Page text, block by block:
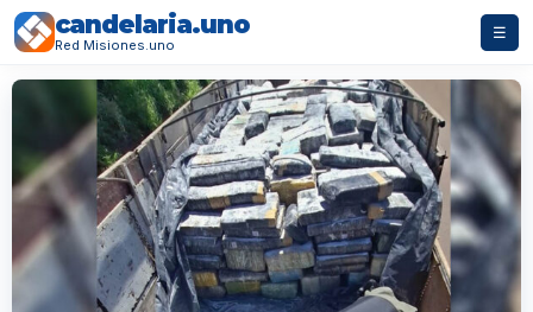
candelaria.uno
Red Misiones.uno
☰